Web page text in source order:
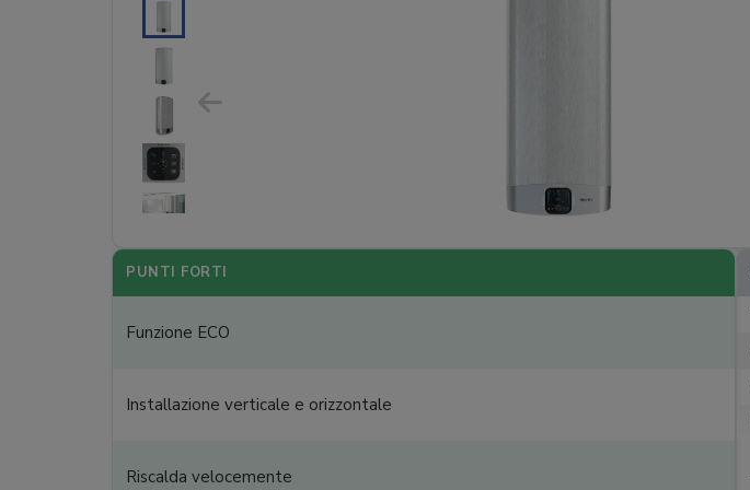
PUNTI FORTI
Funzione ECO
Installazione verticale e orizzontale
Riscalda velocemente